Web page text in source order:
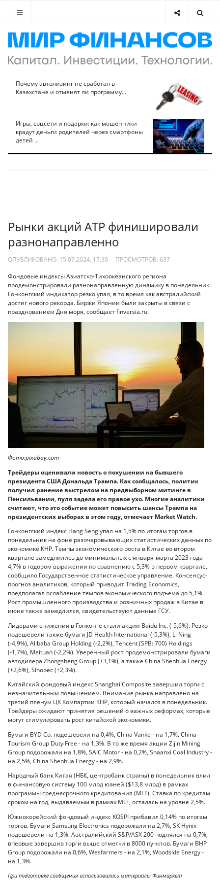
Почему автолизинг не сработал в
Казахстане и отменят ли программу...
Игры, соцсети и подарки: как мошенники
крадут деньги родителей через смартфоны
детей ...
Рынки акций АТР финишировали
разнонаправленно
ОПУБЛИКОВАНО: 15.07.2024, 17:30 ПРОСМОТРОВ: 637
Фондовые индексы Азиатско-Тихоокеанского региона
продемонстрировали разнонаправленную динамику в понедельник.
Гонконгский индикатор резко упал, в то время как австралийский
достиг нового рекорда. Биржи Японии были закрыты в связи с
празднованием Дня моря, сообщает finversia.ru.
Фото:pixabay.com
Трейдеры оценивали новость о покушении на бывшего
президента США Дональда Трампа. Как сообщалось, политик
получил ранение выстрелом на предвыборном митинге в
Пенсильвании, пуля задела его правое ухо. Многие аналитики
считают, что это событие может повысить шансы Трампа на
президентских выборах в этом году, отмечает Market Watch.
Гонконгский индекс Hang Seng упал на 1,5% по итогам торгов в
понедельник на фоне разочаровывающих статистических данных по
экономике КНР. Темпы экономического роста в Китае во втором
квартале замедлились до минимальных с января-марта 2023 года
4,7% в годовом выражении по сравнению с 5,3% в первом квартале,
сообщило Государственное статистическое управление. Консенсус-
прогноз аналитиков, который приводит Trading Economics,
предполагал ослабление темпов экономического подъема до 5,1%.
Рост промышленного производства и розничных продаж в Китае в
июне также замедлился, свидетельствуют данные ГСУ.
Лидерами снижения в Гонконге стали акции Baidu Inc. (-5,6%). Резко
подешевели также бумаги JD Health International (-5,3%), Li Ning
(-4,9%), Alibaba Group Holding (-2,2%), Tencent (SPB: 700) Holdings
(-1,7%), Meituan (-2,2%). Уверенный рост продемонстрировали бумаги
автодилера Zhongsheng Group (+3,1%), а также China Shenhua Energy
(+2,6%), Sinopec (+2,3%).
Китайский фондовый индекс Shanghai Composite завершил торги с
незначительным повышением. Внимание рынка направлено на
третий пленум ЦК Компартии КНР, который начался в понедельник.
Трейдеры ожидают принятия решений о важных реформах, которые
могут стимулировать рост китайской экономики.
Бумаги BYD Co. подешевели на 0,4%, China Vanke - на 1,7%, China
Tourism Group Duty Free - на 1,3%. В то же время акции Zijin Mining
Group подорожали на 1,8%, SAIC Motor - на 0,2%, Shaanxi Coal Industry -
на 2,5%, China Shenhua Energy - на 2,9%.
Народный банк Китая (НБК, центробанк страны) в понедельник влил
в финансовую систему 100 млрд юаней ($13,8 млрд) в рамках
программы среднесрочного кредитования (MLF). Ставка по кредитам
сроком на год, выдаваемым в рамках MLF, осталась на уровне 2,5%.
Южнокорейский фондовый индекс KOSPI прибавил 0,14% по итогам
торгов. Бумаги Samsung Electronics подорожали на 2,7%, SK Hynix
подешевели на 1,3%. Австралийский S&P/ASX 200 поднялся на 0,7%,
впервые завершив торги выше отметки в 8000 пунктов. Бумаги BHP
Group подорожали на 0,6%, Wesfarmers - на 2,1%, Woodside Energy -
на 1,3%.
При подготовке сообщения использовались материалы Финмаркет